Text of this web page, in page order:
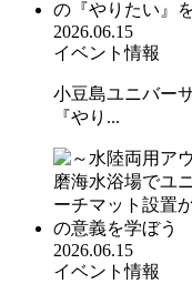
2026.06.15
イベント情報
小豆島ユニバー
『やり...
2026.06.15
イベント情報